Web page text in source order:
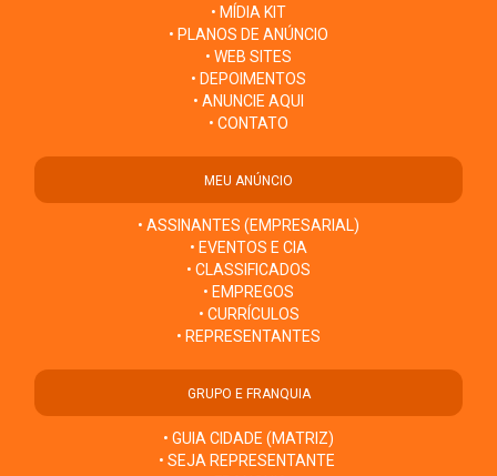
• MÍDIA KIT
• PLANOS DE ANÚNCIO
• WEB SITES
• DEPOIMENTOS
• ANUNCIE AQUI
• CONTATO
MEU ANÚNCIO
• ASSINANTES (EMPRESARIAL)
• EVENTOS E CIA
• CLASSIFICADOS
• EMPREGOS
• CURRÍCULOS
• REPRESENTANTES
GRUPO E FRANQUIA
• GUIA CIDADE (MATRIZ)
• SEJA REPRESENTANTE